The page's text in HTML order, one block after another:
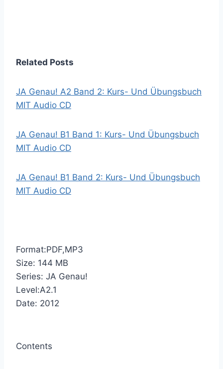
Related Posts
JA Genau! A2 Band 2: Kurs- Und Übungsbuch
MIT Audio CD
JA Genau! B1 Band 1: Kurs- Und Übungsbuch
MIT Audio CD
JA Genau! B1 Band 2: Kurs- Und Übungsbuch
MIT Audio CD
Format:PDF,MP3
Size: 144 MB
Series: JA Genau!
Level:A2.1
Date: 2012
Contents